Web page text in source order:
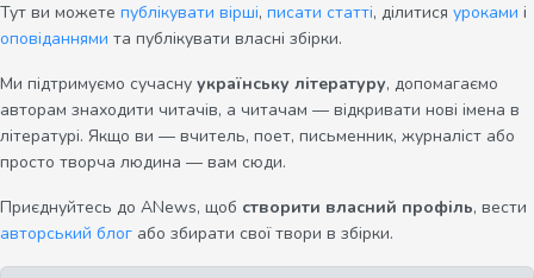
Тут ви можете публікувати вірші, писати статті, ділитися уроками і
оповіданнями та публікувати власні збірки.
Ми підтримуємо сучасну українську літературу, допомагаємо
авторам знаходити читачів, а читачам — відкривати нові імена в
літературі. Якщо ви — вчитель, поет, письменник, журналіст або
просто творча людина — вам сюди.
Приєднуйтесь до ANews, щоб створити власний профіль, вести
авторський блог або збирати свої твори в збірки.